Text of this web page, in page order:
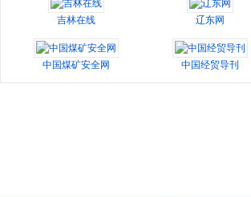
吉林在线 辽东网
中国煤矿安全网 中国经贸导刊